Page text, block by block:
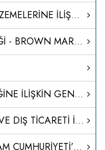
ÇEK CUMHURİYETİ İNŞAAT MALZEMELERİNE İLİŞKİN ULUSAL DÜZENLEME
KAHVERENGİ KOKARCA BÖCEĞİ - BROWN MARMORATED STİNK BUG (BMSB)” İLE MÜCADELE TEDBİRLERİ
PAZARA GİRİŞ BELGESİ DESTEĞİNE İLİŞKİN GENELGE GÜNCELLENDİ
TÜTÜN ÜRETİMİ, İŞLENMESİ, İÇ VE DIŞ TİCARETİ İLE İLGİLİ USUL VE ESASLAR HAKKINDA YÖNETMELİKTE DEĞİŞİKLİK YAPILMASINA DAİR YÖNETMELİK
ÜLKEMİZDEN AFGANİSTAN İSLAM CUMHURİYETİ’NE GÖNDERİLECEK İNSANİ YARDIM MALZEMELERİNİN DEMİRYOLUYLA SEVKİ AMACIYLA TÜRKİYE CUMHURİYETİ DEVLET DEMİRYOLLARI TAŞIMACILIK A.Ş. GENEL MÜDÜRLÜĞÜNÜN GÖREVLENDİRİLMESİNE İLİŞKİN KARAR (KARAR SAYISI: 8613)